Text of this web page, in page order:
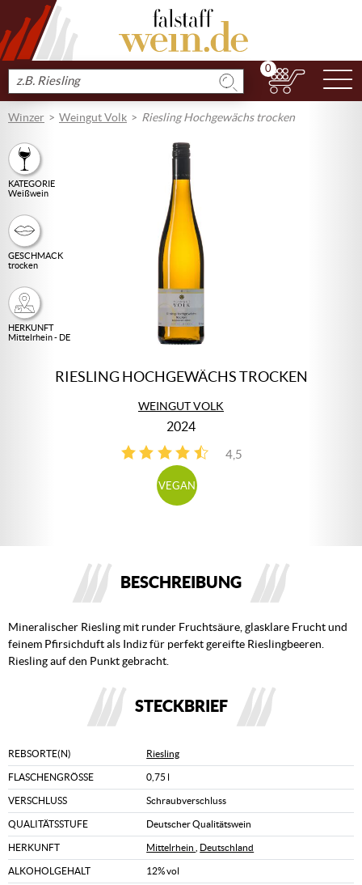
Produkt
suchen
0
Winzer Weingut Volk Riesling Hochgewächs trocken
KATEGORIE
Weißwein
GESCHMACK
trocken
HERKUNFT
Mittelrhein - DE
RIESLING HOCHGEWÄCHS TROCKEN
WEINGUT VOLK
2024
4,5
2
VEGAN
BESCHREIBUNG
Mineralischer Riesling mit runder Fruchtsäure, glasklare Frucht und
feinem Pfirsichduft als Indiz für perfekt gereifte Rieslingbeeren.
Riesling auf den Punkt gebracht.
STECKBRIEF
REBSORTE(N) Riesling
FLASCHENGRÖSSE 0,75 l
VERSCHLUSS Schraubverschluss
QUALITÄTSSTUFE Deutscher Qualitätswein
HERKUNFT Mittelrhein Deutschland
ALKOHOLGEHALT 12% vol